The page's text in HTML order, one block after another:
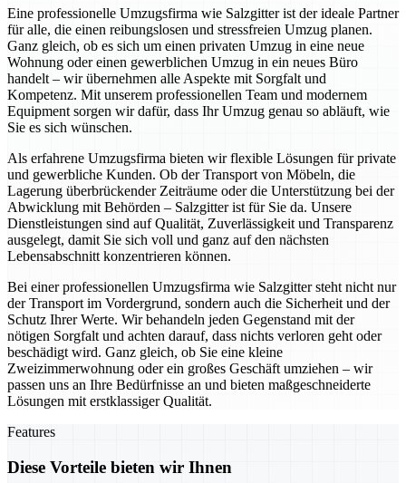
Eine professionelle Umzugsfirma wie Salzgitter ist der ideale Partner
für alle, die einen reibungslosen und stressfreien Umzug planen.
Ganz gleich, ob es sich um einen privaten Umzug in eine neue
Wohnung oder einen gewerblichen Umzug in ein neues Büro
handelt – wir übernehmen alle Aspekte mit Sorgfalt und
Kompetenz. Mit unserem professionellen Team und modernem
Equipment sorgen wir dafür, dass Ihr Umzug genau so abläuft, wie
Sie es sich wünschen.
Als erfahrene Umzugsfirma bieten wir flexible Lösungen für private
und gewerbliche Kunden. Ob der Transport von Möbeln, die
Lagerung überbrückender Zeiträume oder die Unterstützung bei der
Abwicklung mit Behörden – Salzgitter ist für Sie da. Unsere
Dienstleistungen sind auf Qualität, Zuverlässigkeit und Transparenz
ausgelegt, damit Sie sich voll und ganz auf den nächsten
Lebensabschnitt konzentrieren können.
Bei einer professionellen Umzugsfirma wie Salzgitter steht nicht nur
der Transport im Vordergrund, sondern auch die Sicherheit und der
Schutz Ihrer Werte. Wir behandeln jeden Gegenstand mit der
nötigen Sorgfalt und achten darauf, dass nichts verloren geht oder
beschädigt wird. Ganz gleich, ob Sie eine kleine
Zweizimmerwohnung oder ein großes Geschäft umziehen – wir
passen uns an Ihre Bedürfnisse an und bieten maßgeschneiderte
Lösungen mit erstklassiger Qualität.
Features
Diese Vorteile bieten wir Ihnen